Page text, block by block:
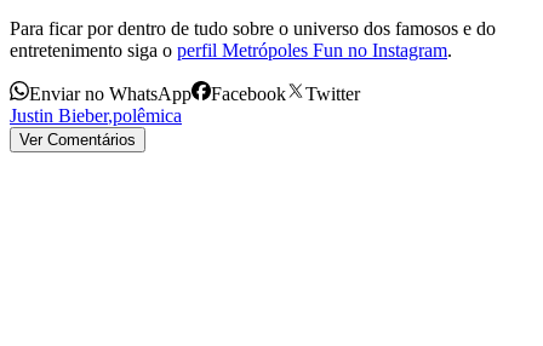
Para ficar por dentro de tudo sobre o universo dos famosos e do
entretenimento siga o perfil Metrópoles Fun no Instagram.
Enviar no WhatsApp Facebook
Twitter
Justin Bieber,polêmica
Ver Comentários